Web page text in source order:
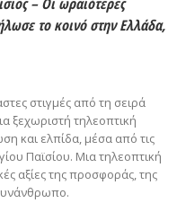
το κοινό στην Ελλάδα,
στιγμές από τη σειρά
ξεχωριστή τηλεοπτική
και ελπίδα, μέσα από τις
Παϊσίου. Μια τηλεοπτική
αξίες της προσφοράς, της